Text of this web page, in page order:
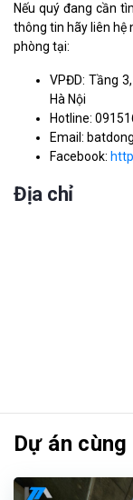
Nếu quý đang cần
thông tin hãy liên hệ
phòng tại:
VPĐD: Tầng
Hà Nội
Hotline:
Email:
Facebook:
Địa chỉ
Dự án